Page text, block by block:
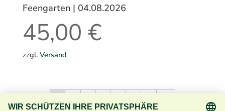
Feengarten | 04.08.2026
45,00 €
zzgl. Versand